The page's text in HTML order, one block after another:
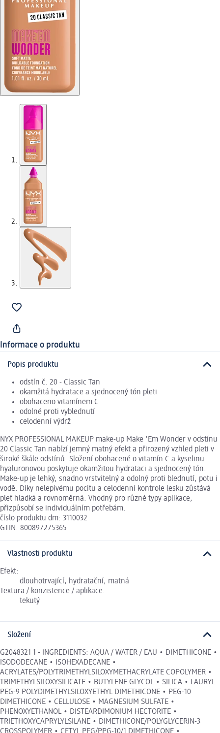
Informace o produktu
Popis produktu
odstín č. 20 - Classic Tan
okamžitá hydratace a sjednocený tón pleti
obohaceno vitamínem C
odolné proti vyblednutí
celodenní výdrž
NYX PROFESSIONAL MAKEUP make-up Make 'Em Wonder v odstínu
20 Classic Tan nabízí jemný matný efekt a přirozený vzhled pleti v
široké škále odstínů. Složení obohacené o vitamín C a kyselinu
hyaluronovou poskytuje okamžitou hydrataci a sjednocený tón.
Make-up je lehký, snadno vrstvitelný a odolný proti blednutí, potu i
vodě. Díky nelepivému pocitu a celodenní kontrole lesku zůstává
pleť hladká a rovnoměrná. Vhodný pro různé typy aplikace,
přizpůsobí se individuálním potřebám.
číslo produktu dm: 3110032
GTIN: 800897275365
Vlastnosti produktu
Efekt:
dlouhotrvající, hydratační, matná
Textura / konzistence / aplikace:
tekutý
Složení
G2048321 1 - INGREDIENTS: AQUA / WATER / EAU • DIMETHICONE •
ISODODECANE • ISOHEXADECANE •
ACRYLATES/POLYTRIMETHYLSILOXYMETHACRYLATE COPOLYMER •
TRIMETHYLSILOXYSILICATE • BUTYLENE GLYCOL • SILICA • LAURYL
PEG-9 POLYDIMETHYLSILOXYETHYL DIMETHICONE • PEG-10
DIMETHICONE • CELLULOSE • MAGNESIUM SULFATE •
PHENOXYETHANOL • DISTEARDIMONIUM HECTORITE •
TRIETHOXYCAPRYLYLSILANE • DIMETHICONE/POLYGLYCERIN-3